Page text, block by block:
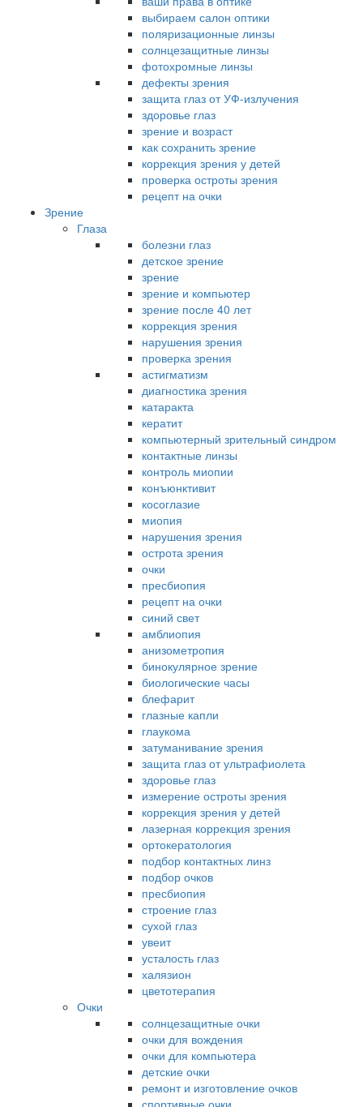
выбираем салон оптики
поляризационные линзы
солнцезащитные линзы
фотохромные линзы
дефекты зрения
защита глаз от УФ-излучения
здоровье глаз
зрение и возраст
как сохранить зрение
коррекция зрения у детей
проверка остроты зрения
рецепт на очки
Зрение
Глаза
болезни глаз
детское зрение
зрение
зрение и компьютер
зрение после 40 лет
коррекция зрения
нарушения зрения
проверка зрения
астигматизм
диагностика зрения
катаракта
кератит
компьютерный зрительный синдром
контактные линзы
контроль миопии
конъюнктивит
косоглазие
миопия
нарушения зрения
острота зрения
очки
пресбиопия
рецепт на очки
синий свет
амблиопия
анизометропия
бинокулярное зрение
биологические часы
блефарит
глазные капли
глаукома
затуманивание зрения
защита глаз от ультрафиолета
здоровье глаз
измерение остроты зрения
коррекция зрения у детей
лазерная коррекция зрения
ортокератология
подбор контактных линз
подбор очков
пресбиопия
строение глаз
сухой глаз
увеит
усталость глаз
халязион
цветотерапия
Очки
солнцезащитные очки
очки для вождения
очки для компьютера
детские очки
ремонт и изготовление очков